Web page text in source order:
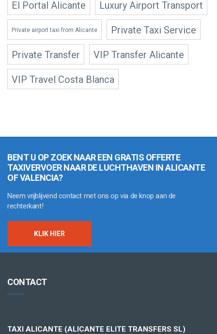
El Portal Alicante Luxury Airport Transport
Private airport taxi from Alicante Private Taxi Service
Private Transfer VIP Transfer Alicante
VIP Travel Costa Blanca
BENT U OP ZOEK NAAR EEN GRATIS OFFERTE
TAXIVERVOER NAAR DE LUCHTHAVEN IN ALICANTE
OF VALENCIA?
Neem vrijblijvend contact met ons op via de knop aan de
rechterkant!
KLIK HIER
CONTACT
TAXI ALICANTE (ALICANTE ELITE TRANSFERS SL)